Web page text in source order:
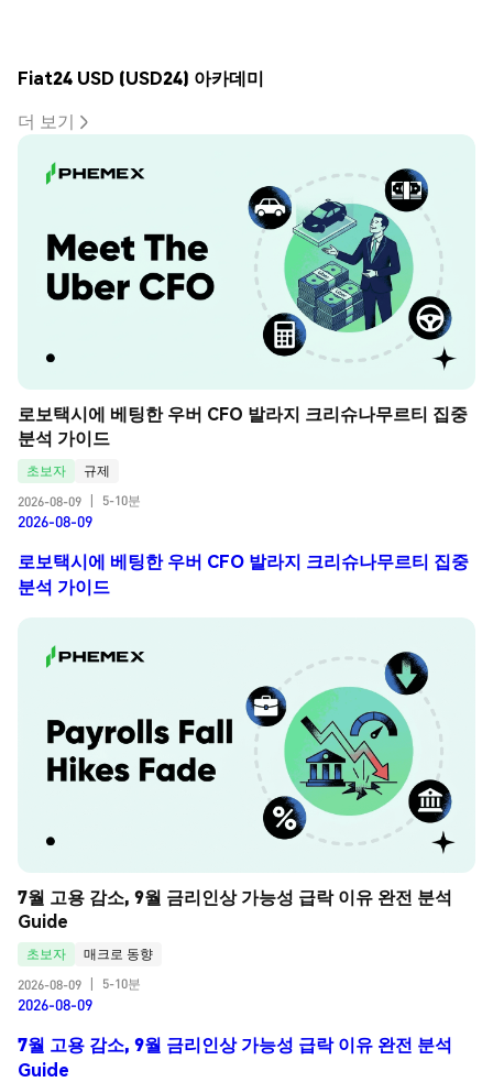
Fiat24 USD (USD24) 아카데미
더 보기
로보택시에 베팅한 우버 CFO 발라지 크리슈나무르티 집중
분석 가이드
초보자
규제
2026-08-09
5-10분
2026-08-09
로보택시에 베팅한 우버 CFO 발라지 크리슈나무르티 집중
분석 가이드
7월 고용 감소, 9월 금리인상 가능성 급락 이유 완전 분석
Guide
초보자
매크로 동향
2026-08-09
5-10분
2026-08-09
7월 고용 감소, 9월 금리인상 가능성 급락 이유 완전 분석
Guide